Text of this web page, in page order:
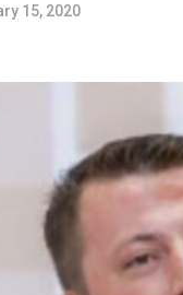
15, 2020